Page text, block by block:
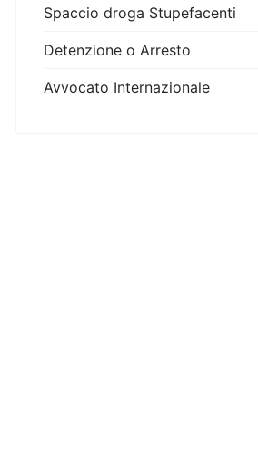
Spaccio droga Stupefacenti
Detenzione o Arresto
Avvocato Internazionale